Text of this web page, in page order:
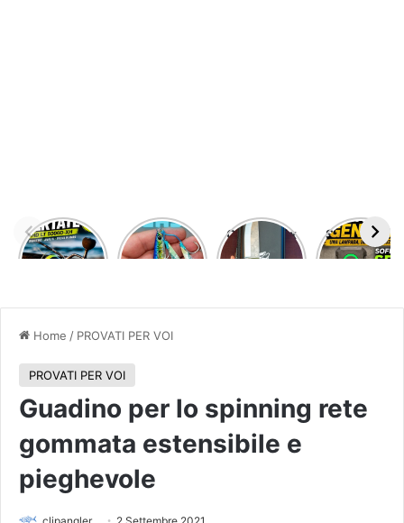
DAIWA
CERTATE
JIGGING
PRO
Odenwolf x
Kurpfalz
SOFIRN SE1
MINI
Home / PROVATI PER VOI
PROVATI PER VOI
Guadino per lo spinning rete
gommata estensibile e
pieghevole